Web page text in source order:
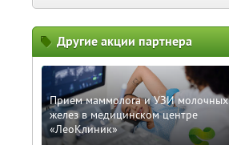
Другие акции партнера
Прием маммолога и УЗИ молочных
желез в медицинском центре
«ЛеоКлиник»